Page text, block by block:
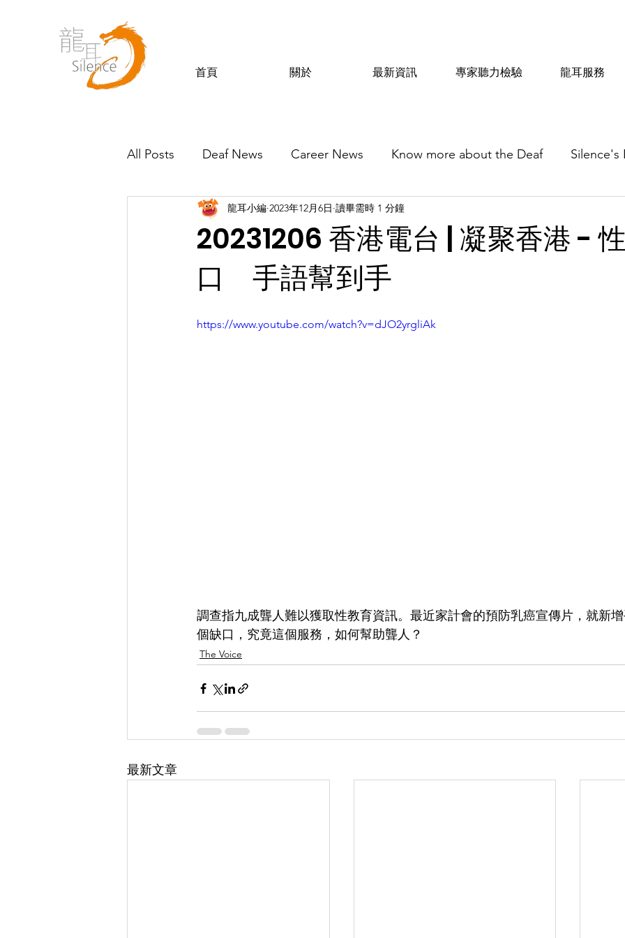
首頁 關於 最新資訊 專家聽力檢驗 龍耳服務
All Posts Deaf News Career News Know more about the Deaf Silence's
Silence’s Friends
20231206 香港電台 | 凝聚香港 -
口 手語幫到手
龍耳小編 2023年12月6日 讀畢需時 1 分鐘
https://www.youtube.com/watch?v=dJO2yrgliAk
調查指九成聾人難以獲取性教育資訊。最近家計會的預防乳癌宣傳片，就新
個缺口，究竟這個服務，如何幫助聾人？
The Voice
最新文章